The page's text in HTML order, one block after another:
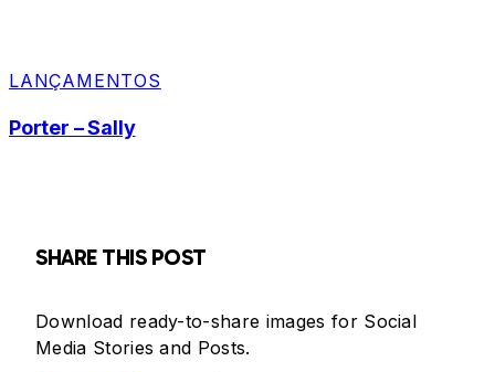
LANÇAMENTOS
Porter – Sally
SHARE THIS POST
Download ready-to-share images for Social
Media Stories and Posts.